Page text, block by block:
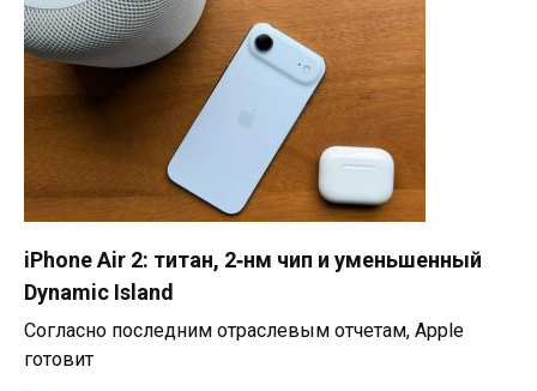
iPhone Air 2: титан, 2‑нм чип и уменьшенный
Dynamic Island
Согласно последним отраслевым отчетам, Apple
готовит